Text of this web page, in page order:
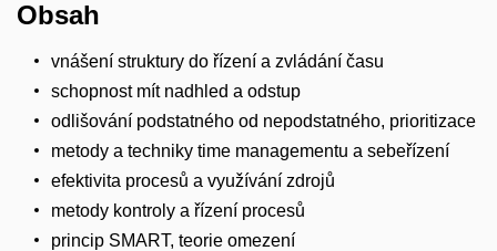
Obsah
vnášení struktury do řízení a zvládání času
schopnost mít nadhled a odstup
odlišování podstatného od nepodstatného, prioritizace
metody a techniky time managementu a sebeřízení
efektivita procesů a využívání zdrojů
metody kontroly a řízení procesů
princip SMART, teorie omezení